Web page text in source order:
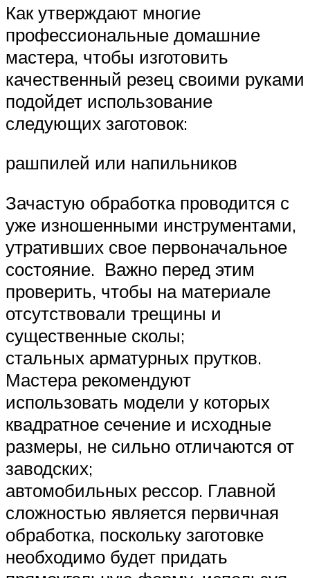
Как утверждают многие
профессиональные домашние
мастера, чтобы изготовить
качественный резец своими руками
подойдет использование
следующих заготовок:
рашпилей или напильников
Зачастую обработка проводится с
уже изношенными инструментами,
утративших свое первоначальное
состояние. Важно перед этим
проверить, чтобы на материале
отсутствовали трещины и
существенные сколы;
стальных арматурных прутков.
Мастера рекомендуют
использовать модели у которых
квадратное сечение и исходные
размеры, не сильно отличаются от
заводских;
автомобильных рессор. Главной
сложностью является первичная
обработка, поскольку заготовке
необходимо будет придать